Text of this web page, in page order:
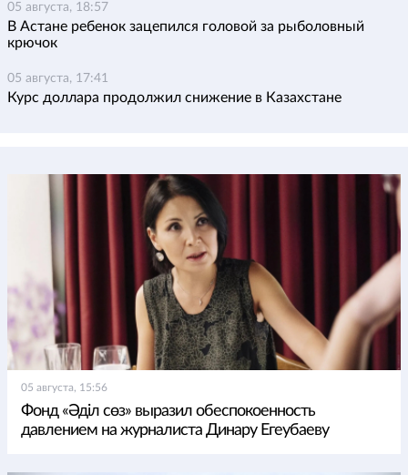
05 августа, 18:57
В Астане ребенок зацепился головой за рыболовный
крючок
05 августа, 17:41
Курс доллара продолжил снижение в Казахстане
05 августа, 15:56
Фонд «Әділ сөз» выразил обеспокоенность
давлением на журналиста Динару Егеубаеву